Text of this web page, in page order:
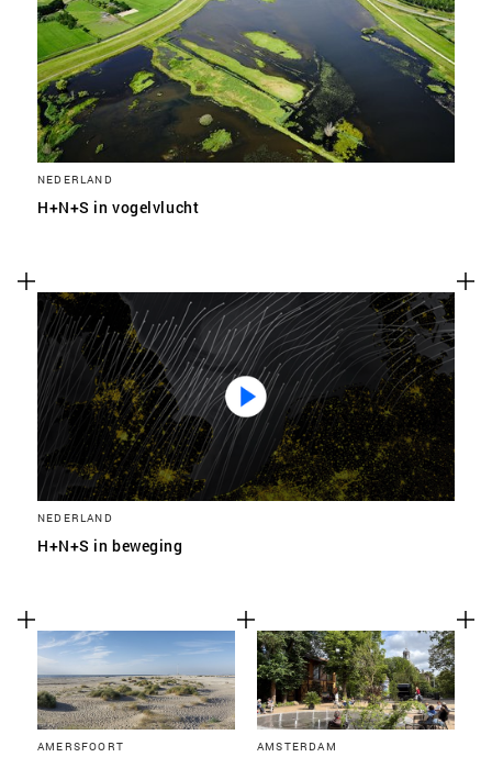
NEDERLAND
H+N+S in vogelvlucht
NEDERLAND
H+N+S in beweging
AMERSFOORT AMSTERDAM
SLA VOORKEUREN OP